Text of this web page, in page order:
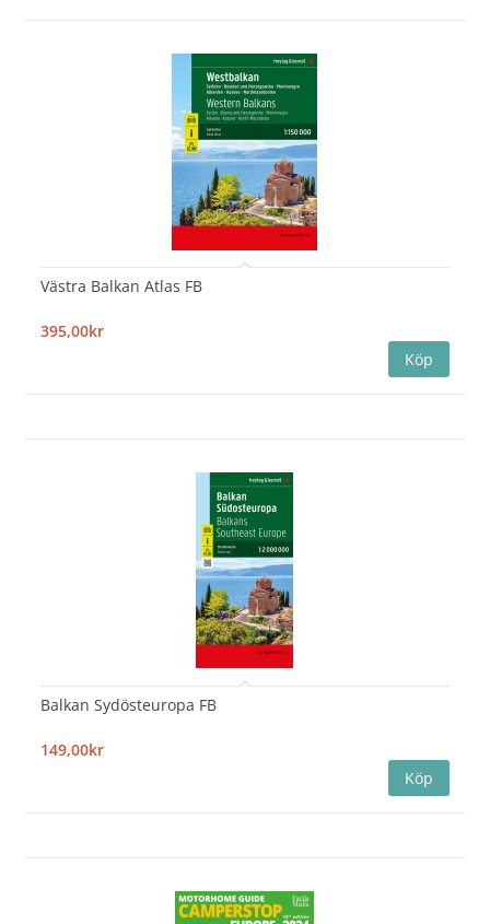
Västra Balkan Atlas FB
395,00kr
Balkan Sydösteuropa FB
149,00kr